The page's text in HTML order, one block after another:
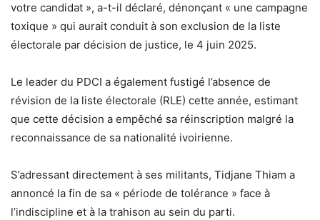
votre candidat », a-t-il déclaré, dénonçant « une campagne
toxique » qui aurait conduit à son exclusion de la liste
électorale par décision de justice, le 4 juin 2025.
Le leader du PDCI a également fustigé l’absence de
révision de la liste électorale (RLE) cette année, estimant
que cette décision a empêché sa réinscription malgré la
reconnaissance de sa nationalité ivoirienne.
S’adressant directement à ses militants, Tidjane Thiam a
annoncé la fin de sa « période de tolérance » face à
l’indiscipline et à la trahison au sein du parti.